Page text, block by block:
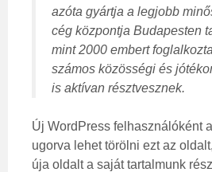
azóta gyártja a legjobb
cég központja Budapesten
mint 2000 embert
számos közösségi és
is aktívan résztvesznek.
Új WordPress felhasználóként a
ugorva lehet törölni ezt az
úja oldalt a saját tartalmunk